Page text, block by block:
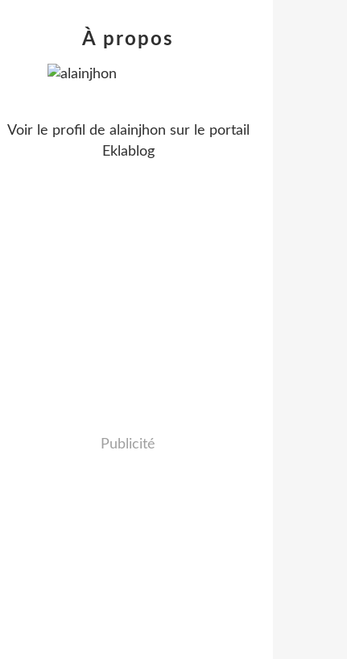
À propos
Voir le profil de alainjhon sur le portail
Eklablog
Publicité